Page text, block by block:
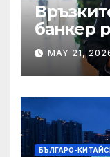
банкер
MAY 21,
БЪЛГАРО-